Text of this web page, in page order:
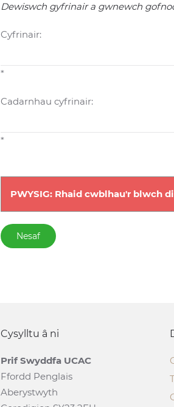
Dewiswch gyfrinair a gwnewch
Cyfrinair:
*
Cadarnhau cyfrinair:
*
PWYSIG: Rhaid cwblhau'r blwch
Nesaf
Cysylltu â ni
Prif Swyddfa UCAC
Ffordd Penglais
Aberystwyth